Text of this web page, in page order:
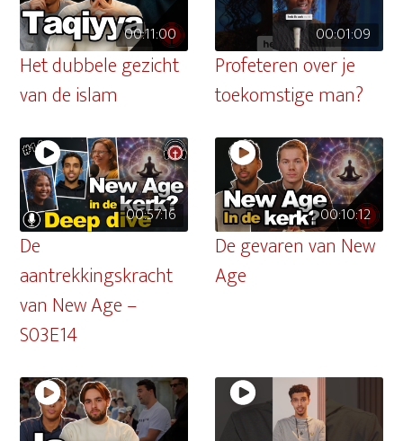
00:11:00
Het dubbele gezicht
van de islam
00:01:09
Profeteren over je
toekomstige man?
00:57:16
De
aantrekkingskracht
van New Age –
S03E14
00:10:12
De gevaren van New
Age